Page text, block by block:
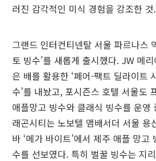
러진 감각적인 미식 경험을 강조한 것.
그랜드 인터컨티넨탈 서울 파르나스
토 빙수’를 새롭게 출시했다. JW 메
은 배를 활용한 ‘페어-팩트 딜라이트
수’를 내놨고, 포시즌스 호텔 서울도
애플망고 빙수와 클래식 빙수를 운영
래곤시티는 노보텔 앰배서더 서울 용
바 ‘메가 바이트’에서 제주 애플 망고
수를 선보였다. 특히 벌꿀 빙수는 지